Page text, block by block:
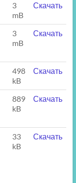
3
mB
Скачать
3
mB
Скачать
498
kB
Скачать
889
kB
Скачать
33
kB
Скачать